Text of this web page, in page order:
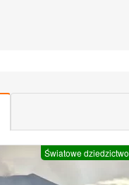
Światowe dziedzictwo